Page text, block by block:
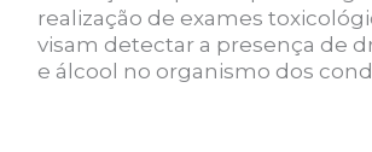
realização de exames
visam detectar a presença de
e álcool no organismo dos